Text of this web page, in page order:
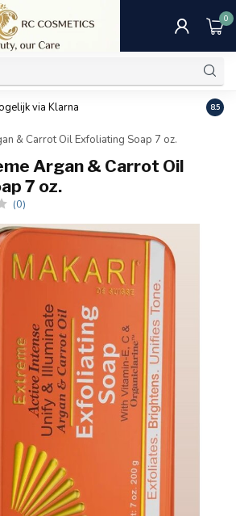
0
via Klarna 8.5
& Carrot Oil Exfoliating Soap 7 oz.
Argan & Carrot Oil
7 oz.
(0)